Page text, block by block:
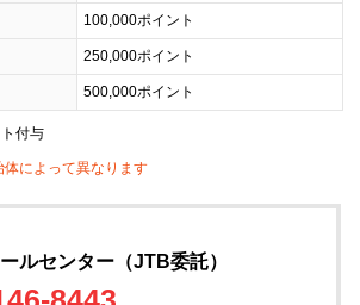
100,000ポイント
250,000ポイント
500,000ポイント
付与
によって異なります
ルセンター（JTB委託）